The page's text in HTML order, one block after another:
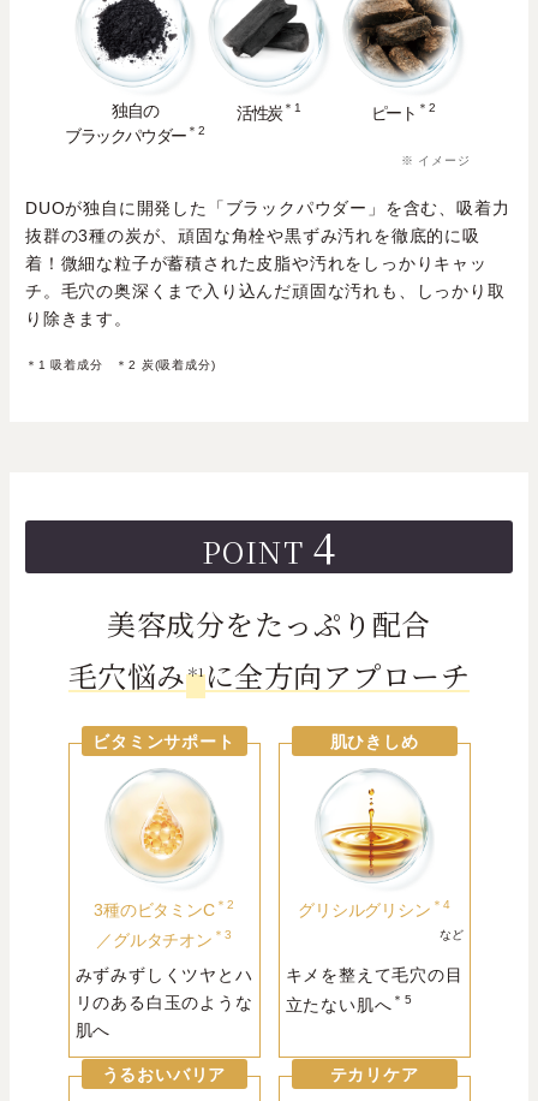
独自の
ブラックパウダー ＊2
活性炭 ＊1 ピート ＊2
※ イメージ
DUOが独自に開発した「ブラックパウダー」を含む、吸着力
抜群の3種の炭が、頑固な角栓や黒ずみ汚れを徹底的に吸
着！微細な粒子が蓄積された皮脂や汚れをしっかりキャッ
チ。毛穴の奥深くまで入り込んだ頑固な汚れも、しっかり取
り除きます。
＊1 吸着成分 ＊2 炭(吸着成分)
POINT 4
美容成分をたっぷり配合
毛穴悩み＊1に全方向アプローチ
ビタミンサポート
3種のビタミンC＊2
／グルタチオン ＊3
みずみずしくツヤとハ
リのある白玉のような
肌へ
肌ひきしめ
グリシルグリシン ＊4
など
キメを整えて毛穴の目
立たない肌へ ＊5
うるおいバリア テカリケア